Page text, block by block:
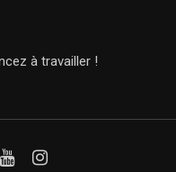
à travailler !